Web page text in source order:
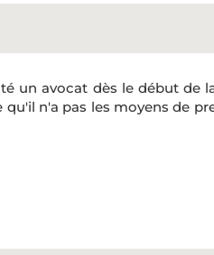
un avocat dès le début de
qu'il n'a pas les moyens de